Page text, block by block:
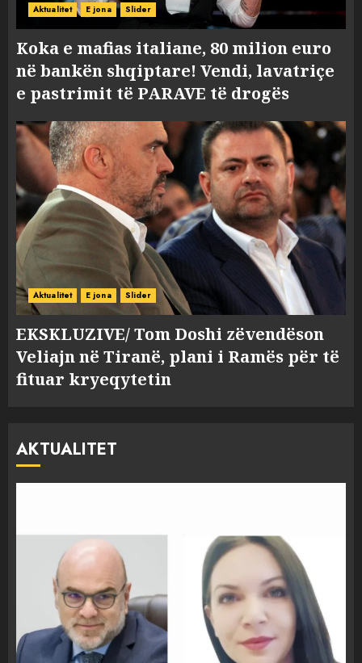
Aktualitet E jona Slider
Koka e mafias italiane, 80 milion euro
në bankën shqiptare! Vendi, lavatriçe
e pastrimit të PARAVE të drogës
Aktualitet E jona Slider
EKSKLUZIVE/ Tom Doshi zëvendëson
Veliajn në Tiranë, plani i Ramës për të
fituar kryeqytetin
AKTUALITET